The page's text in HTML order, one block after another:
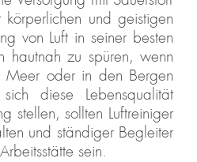
und geistigen
von Luft in seiner besten
hautnah zu spüren, wenn
oder in den Bergen
diese Lebensqualität
stellen, sollten Luftreiniger
und ständiger Begleiter
sein.